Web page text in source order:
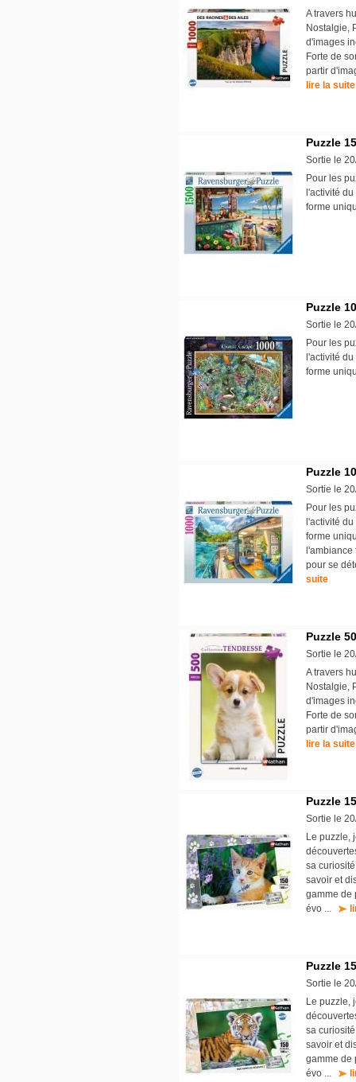
A travers
Nostalgie,
d'images
Forte de
partir
lire la suite
Puzzle
Sortie le
Pour les
l'activité
forme
Puzzle
Sortie le
Pour les
l'activité
forme
Puzzle
Sortie le
Pour les
l'activité
forme
pour se
suite
Puzzle
Sortie le
A travers
Nostalgie,
d'images
Forte de
partir
lire la suite
Puzzle
Sortie le
Le puzzle,
sa
savoir et
gamme de
évo ...
Puzzle
Sortie le
Le puzzle,
sa
savoir et
gamme de
évo ...